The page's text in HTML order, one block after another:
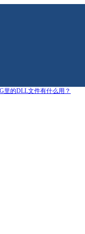
里的DLL文件有什么用？